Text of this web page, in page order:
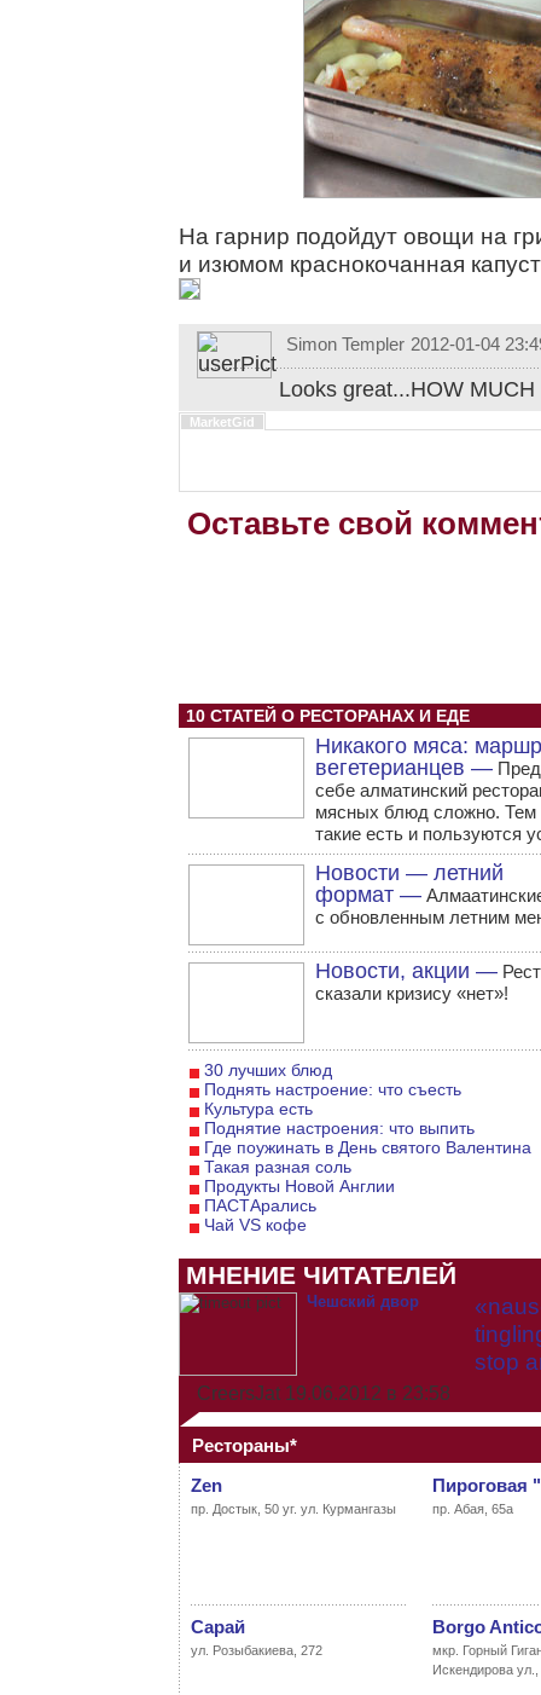
На гарнир подойдут овощи на
и изюмом краснокочанная
Simon Templer 2012-01-04
Looks great...HOW MUCH
MarketGid
Оставьте свой
10 СТАТЕЙ О РЕСТОРАНАХ И ЕДЕ
Никакого мяса:
вегетерианцев —
себе алматинский
мясных блюд сложно. Тем
такие есть и пользуются
Новости — летний
формат —
с обновленным летним
Новости, акции —
сказали кризису «нет»!
30 лучших блюд
Поднять настроение: что съесть
Культура есть
Поднятие настроения: что выпить
Где поужинать в День святого Валентина
Такая разная соль
Продукты Новой Англии
ПАСТАрались
Чай VS кофе
МНЕНИЕ ЧИТАТЕЛЕЙ
Чешский двор
stop
CreersJat 19.06.2012 в 23:58
Рестораны*
Zen
пр. Достык, 50 уг. ул. Курмангазы
Пироговая
пр. Абая, 65а
Сарай
ул. Розыбакиева, 272
Borgo
мкр. Горный
Искендирова ул.,